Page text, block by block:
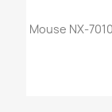
Mouse NX-